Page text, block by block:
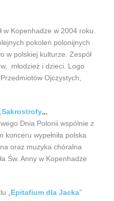
w Kopenhadze w 2004 roku.
pokoleń polonijnych
w polskiej kulturze. Zespół
młodzież i dzieci. Logo
Ojczystych,
Sakrostrofy„,
Dnia Polonii wspólnie z
wypełniła polska
oraz muzyka chóralna
Św. Anny w Kopenhadze
„ Epitafium dla Jacka”